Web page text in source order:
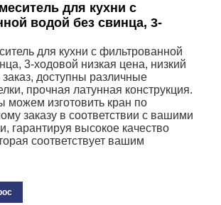
для кухни с
водой без свинца, 3-
для кухни с фильтрованной
3-ходовой низкая цена, низкий
доступны различные
прочная латунная конструкция.
можем изготовить кран по
заказу в соответствии с вашими
гарантируя высокое качество
соответствует вашим